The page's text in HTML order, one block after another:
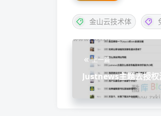
金山云技术体
上一篇
Justnews主题去授
看的模板